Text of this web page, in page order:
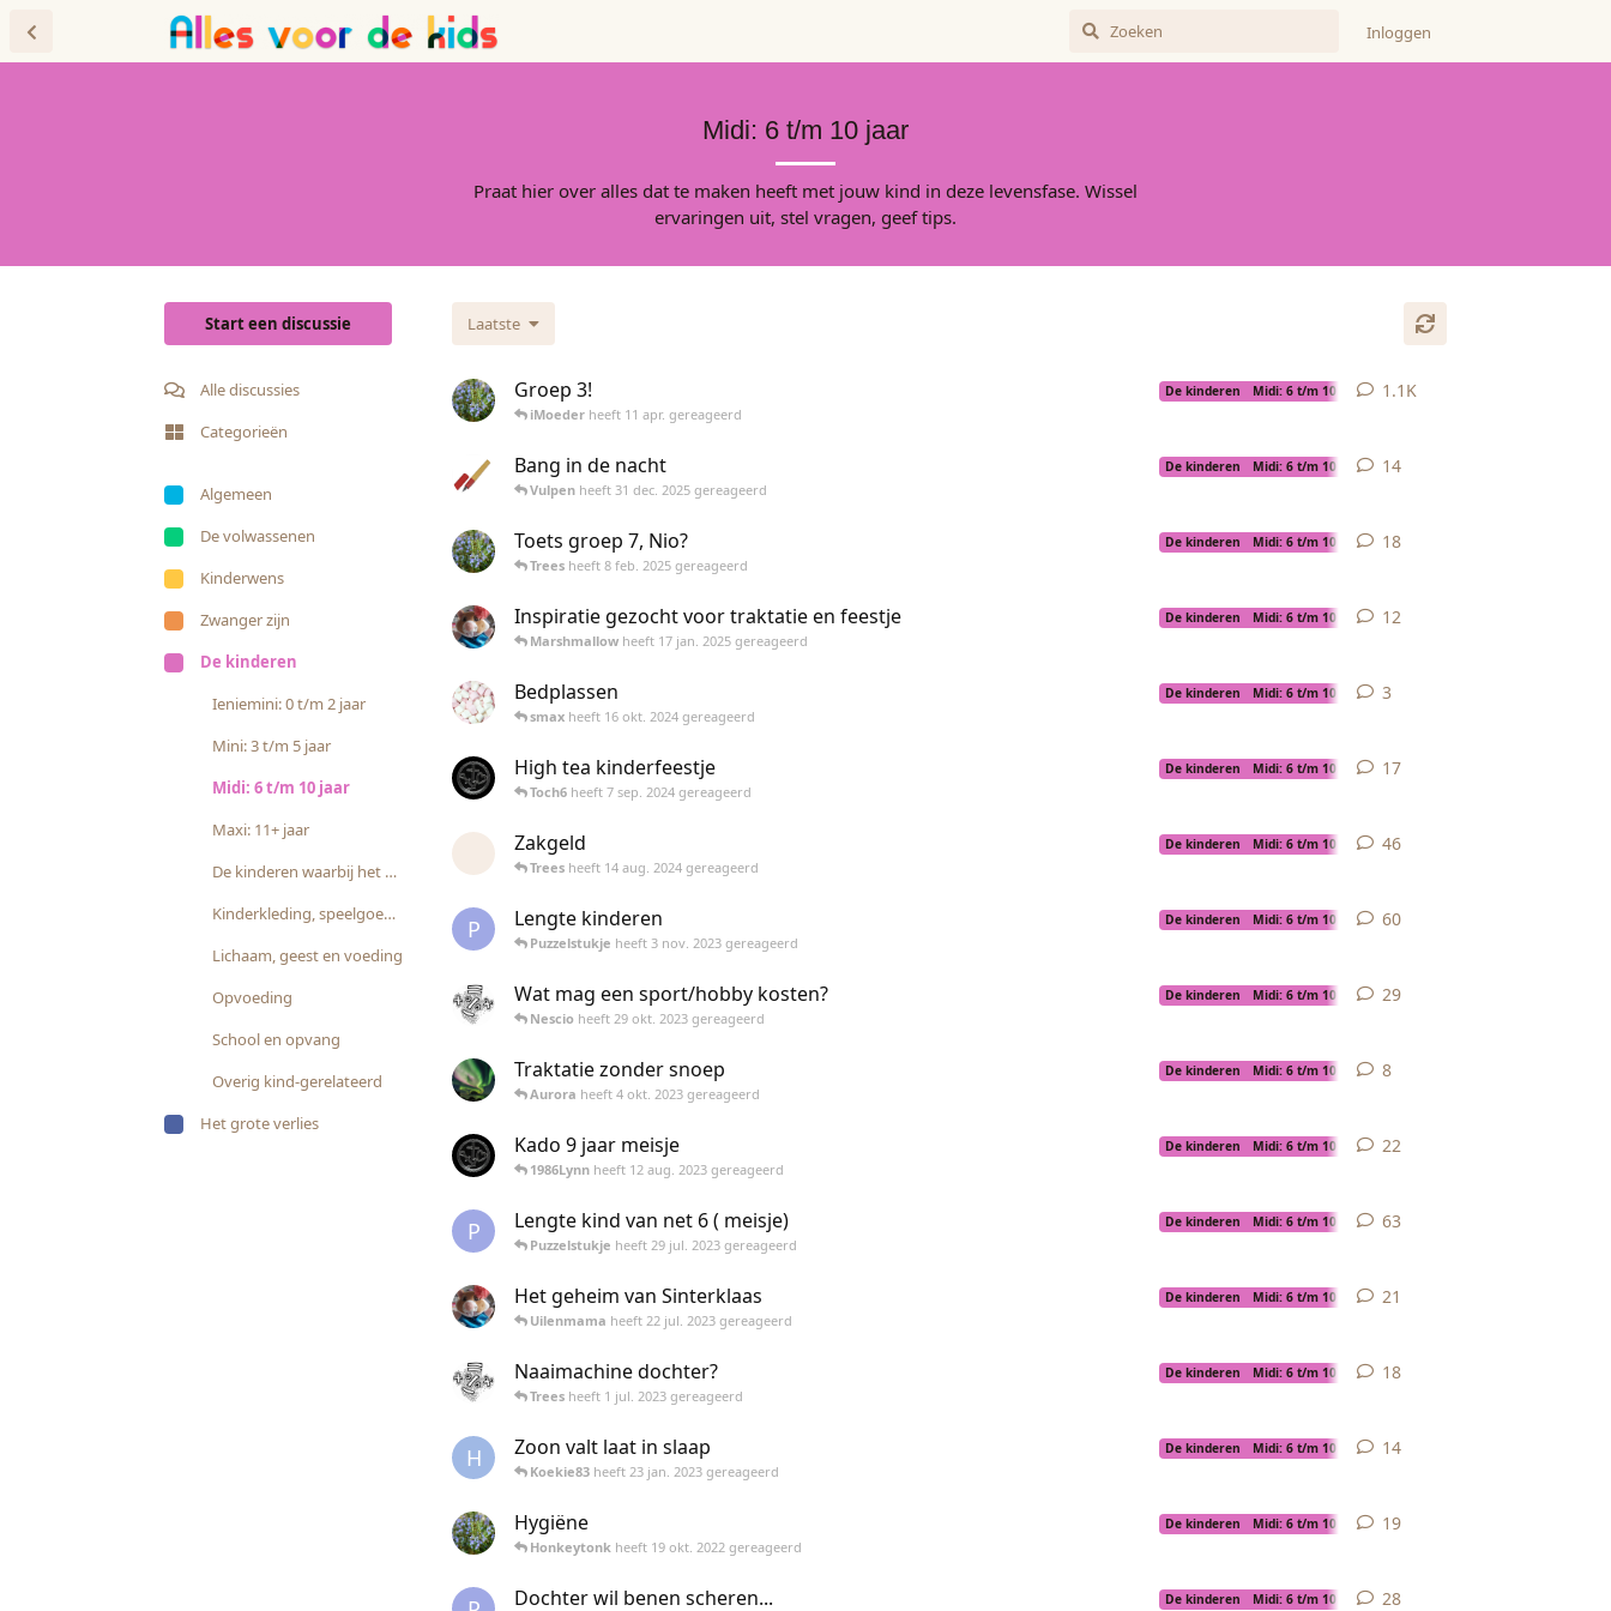
Blog Inloggen
Midi: 6 t/m 10 jaar
Praat hier over alles dat te maken heeft met jouw kind in deze levensfase. Wissel
ervaringen uit, stel vragen, geef tips.
Start een discussie
Alle discussies
Categorieën
Algemeen
De volwassenen
Kinderwens
Zwanger zijn
De kinderen
Ieniemini: 0 t/m 2 jaar
Mini: 3 t/m 5 jaar
Midi: 6 t/m 10 jaar
Maxi: 11+ jaar
De kinderen waarbij het anders gaat
Kinderkleding, speelgoed en vrije tijd
Lichaam, geest en voeding
Opvoeding
School en opvang
Overig kind-gerelateerd
Het grote verlies
Laatste
Groep 3! De kinderen Midi: 6 t/m 10 jaar
iMoeder heeft 11 apr. gereageerd
1.1K
Bang in de nacht De kinderen Midi: 6 t/m 10 jaar
Vulpen heeft 31 dec. 2025 gereageerd
14
Toets groep 7, Nio? De kinderen Midi: 6 t/m 10 jaar
Trees heeft 8 feb. 2025 gereageerd
18
Inspiratie gezocht voor traktatie en feestje De kinderen Midi: 6 t/m 10 jaar
Marshmallow heeft 17 jan. 2025 gereageerd
12
Bedplassen De kinderen Midi: 6 t/m 10 jaar
smax heeft 16 okt. 2024 gereageerd
3
High tea kinderfeestje De kinderen Midi: 6 t/m 10 jaar
Toch6 heeft 7 sep. 2024 gereageerd
17
Zakgeld De kinderen Midi: 6 t/m 10 jaar
Trees heeft 14 aug. 2024 gereageerd
46
P Lengte kinderen De kinderen Midi: 6 t/m 10 jaar
Puzzelstukje heeft 3 nov. 2023 gereageerd
60
Wat mag een sport/hobby kosten? De kinderen Midi: 6 t/m 10 jaar
Nescio heeft 29 okt. 2023 gereageerd
29
Traktatie zonder snoep De kinderen Midi: 6 t/m 10 jaar
Aurora heeft 4 okt. 2023 gereageerd
8
Kado 9 jaar meisje De kinderen Midi: 6 t/m 10 jaar
1986Lynn heeft 12 aug. 2023 gereageerd
22
P Lengte kind van net 6 ( meisje) De kinderen Midi: 6 t/m 10 jaar
Puzzelstukje heeft 29 jul. 2023 gereageerd
63
Het geheim van Sinterklaas De kinderen Midi: 6 t/m 10 jaar
Uilenmama heeft 22 jul. 2023 gereageerd
21
Naaimachine dochter? De kinderen Midi: 6 t/m 10 jaar
Trees heeft 1 jul. 2023 gereageerd
18
H Zoon valt laat in slaap De kinderen Midi: 6 t/m 10 jaar
Koekie83 heeft 23 jan. 2023 gereageerd
14
Hygiëne De kinderen Midi: 6 t/m 10 jaar
Honkeytonk heeft 19 okt. 2022 gereageerd
19
Dochter wil benen scheren... De kinderen Midi: 6 t/m 10 jaar 28